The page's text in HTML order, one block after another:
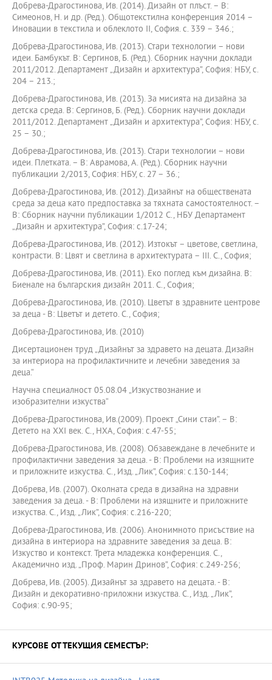
Добрева-Драгостинова, Ив. (2014). Дизайн от плъст. – В:
Симеонов, Н. и др. (Ред.). Общотекстилна конференция 2014 –
Иновации в текстила и облеклото ІІ, София. с. 339 – 346.;
Добрева-Драгостинова, Ив. (2013). Стари технологии – нови
идеи. Бамбукът. В: Сергинов, Б. (Ред.). Сборник научни доклади
2011/2012. Департамент „Дизайн и архитектура”, София: НБУ, с.
204 – 213.;
Добрева-Драгостинова, Ив. (2013). За мисията на дизайна за
детска среда. В: Сергинов, Б. (Ред.). Сборник научни доклади
2011/2012. Департамент „Дизайн и архитектура”, София: НБУ, с.
25 – 30.;
Добрева-Драгостинова, Ив. (2013). Стари технологии – нови
идеи. Плетката. – В: Аврамова, А. (Ред.). Сборник научни
публикации 2/2013, София: НБУ, с. 27 – 36.;
Добрева-Драгостинова, Ив. (2012). Дизайнът на обществената
среда за деца като предпоставка за тяхната самостоятелност. –
В: Сборник научни публикации 1/2012 С., НБУ Департамент
„Дизайн и архитектура”, София: с.17-24;
Добрева-Драгостинова, Ив. (2012). Изтокът – цветове, светлина,
контрасти. В: Цвят и светлина в архитектурата – ІІІ. С., София;
Добрева-Драгостинова, Ив. (2011). Еко поглед към дизайна. В:
Биенале на българския дизайн 2011. С., София;
Добрева-Драгостинова, Ив. (2010). Цветът в здравните центрове
за деца - В: Цветът и детето. С., София;
Добрева-Драгостинова, Ив. (2010)
Дисертационен труд „Дизайнът за здравето на децата. Дизайн
за интериора на профилактичните и лечебни заведения за
деца.“
Научна специалност 05.08.04 „Изкуствознание и
изобразителни изкуства“
Добрева-Драгостинова, Ив.(2009). Проект „Сини стаи”. – В:
Детето на ХХІ век. С., НХА, София: с.47-55;
Добрева-Драгостинова, Ив. (2008). Обзавеждане в лечебните и
профилактични заведения за деца. - В: Проблеми на изящните
и приложните изкуства. С., Изд. „Лик”, София: с.130-144;
Добрева, Ив. (2007). Околната среда в дизайна на здравни
заведения за деца. - В: Проблеми на изящните и приложните
изкуства. С., Изд. „Лик”, София: с.216-220;
Добрева-Драгостинова, Ив. (2006). Анонимното присъствие на
дизайна в интериора на здравните заведения за деца. В:
Изкуство и контекст. Трета младежка конференция. С.,
Академично изд. „Проф. Марин Дринов”, София: с.249-256;
Добрева, Ив. (2005). Дизайнът за здравето на децата. - В:
Дизайн и декоративно-приложни изкуства. С., Изд. „Лик”,
София: с.90-95;
КУРСОВЕ ОТ ТЕКУЩИЯ СЕМЕСТЪР: